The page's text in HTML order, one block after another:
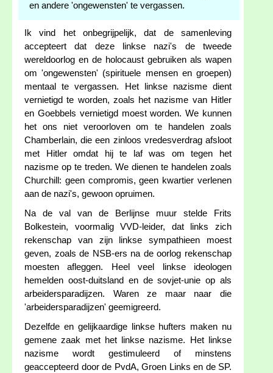
en andere 'ongewensten' te vergassen.
Ik vind het onbegrijpelijk, dat de samenleving
accepteert dat deze linkse nazi's de tweede
wereldoorlog en de holocaust gebruiken als wapen
om 'ongewensten' (spirituele mensen en groepen)
mentaal te vergassen. Het linkse nazisme dient
vernietigd te worden, zoals het nazisme van Hitler
en Goebbels vernietigd moest worden. We kunnen
het ons niet veroorloven om te handelen zoals
Chamberlain, die een zinloos vredesverdrag afsloot
met Hitler omdat hij te laf was om tegen het
nazisme op te treden. We dienen te handelen zoals
Churchill: geen compromis, geen kwartier verlenen
aan de nazi's, gewoon opruimen.
Na de val van de Berlijnse muur stelde Frits
Bolkestein, voormalig VVD-leider, dat links zich
rekenschap van zijn linkse sympathieen moest
geven, zoals de NSB-ers na de oorlog rekenschap
moesten afleggen. Heel veel linkse ideologen
hemelden oost-duitsland en de sovjet-unie op als
arbeidersparadijzen. Waren ze maar naar die
'arbeidersparadijzen' geemigreerd.
Dezelfde en gelijkaardige linkse hufters maken nu
gemene zaak met het linkse nazisme. Het linkse
nazisme wordt gestimuleerd of minstens
geaccepteerd door de PvdA, Groen Links en de SP.